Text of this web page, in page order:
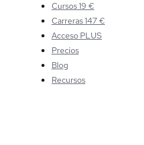
Cursos 19 €
Carreras 147 €
Acceso PLUS
Precios
Blog
Recursos